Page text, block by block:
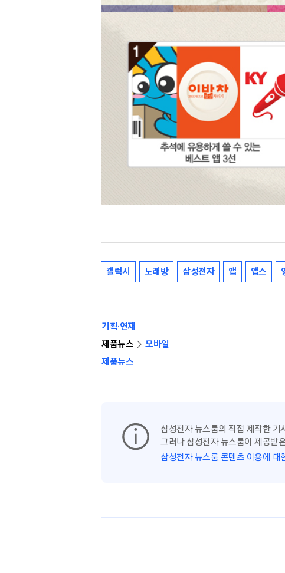
갤럭시 노래방 삼성전자 앱 앱스
기획·연재
제품뉴스
모바일
제품뉴스
삼성전자 뉴스룸의 직접 제작한
그러나 삼성전자 뉴스룸이 제공받
삼성전자 뉴스룸 콘텐츠 이용에 대